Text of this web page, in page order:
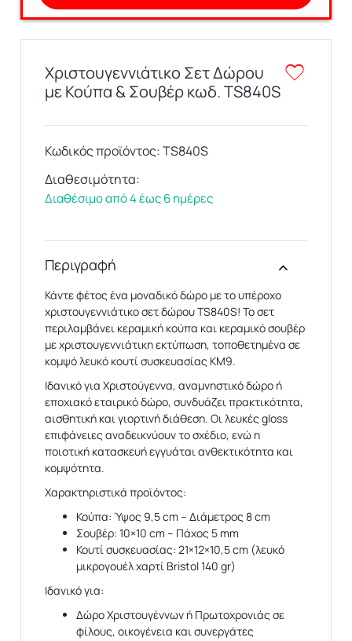
Χριστουγεννιάτικο Σετ Δώρου
με Κούπα & Σουβέρ κωδ. TS840S
Κωδικός προϊόντος:TS840S
Διαθεσιμότητα:
Διαθέσιμο από 4 έως 6 ημέρες
Περιγραφή
Κάντε φέτος ένα μοναδικό δώρο με το υπέροχο
χριστουγεννιάτικο σετ δώρου TS840S! Το σετ
περιλαμβάνει κεραμική κούπα και κεραμικό σουβέρ
με χριστουγεννιάτικη εκτύπωση, τοποθετημένα σε
κομψό λευκό κουτί συσκευασίας ΚΜ9.
Ιδανικό για Χριστούγεννα, αναμνηστικό δώρο ή
εποχιακό εταιρικό δώρο, συνδυάζει πρακτικότητα,
αισθητική και γιορτινή διάθεση. Οι λευκές gloss
επιφάνειες αναδεικνύουν το σχέδιο, ενώ η
ποιοτική κατασκευή εγγυάται ανθεκτικότητα και
κομψότητα.
Χαρακτηριστικά προϊόντος:
Κούπα: Ύψος 9,5 cm – Διάμετρος 8 cm
Σουβέρ: 10×10 cm – Πάχος 5 mm
Κουτί συσκευασίας: 21×12×10,5 cm (λευκό
μικρογουέλ χαρτί Bristol 140 gr)
Ιδανικό για:
Δώρο Χριστουγέννων ή Πρωτοχρονιάς σε
φίλους, οικογένεια και συνεργάτες